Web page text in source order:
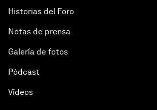
Historias del Foro
Notas de prensa
Galería de fotos
Pódcast
Vídeos